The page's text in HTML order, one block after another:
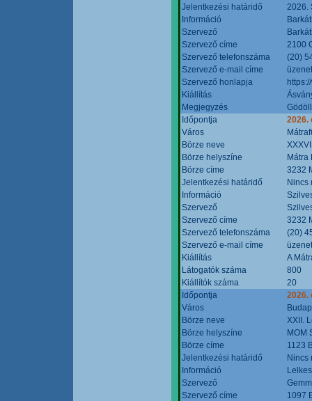
Jelentkezési határidő
2026.
Információ
Szervező
Szervező címe
2100
Szervező telefonszáma
(20)
Szervező e-mail címe
Szervező honlapja
Kiállítás
Megjegyzés
Időpontja
2026.
Város
Börze neve
Börze helyszíne
Mátra
Börze címe
3232
Jelentkezési határidő
Nincs
Információ
Szervező
Szervező címe
3232
Szervező telefonszáma
(20)
Szervező e-mail címe
Kiállítás
A
Látogatók száma
800
Kiállítók száma
20
Időpontja
2026.
Város
Börze neve
XXII.
Börze helyszíne
MOM
Börze címe
1123
Jelentkezési határidő
Nincs
Információ
Szervező
Szervező címe
1097